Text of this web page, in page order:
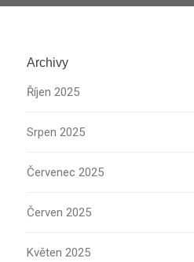
Archivy
Říjen 2025
Srpen 2025
Červenec 2025
Červen 2025
Květen 2025